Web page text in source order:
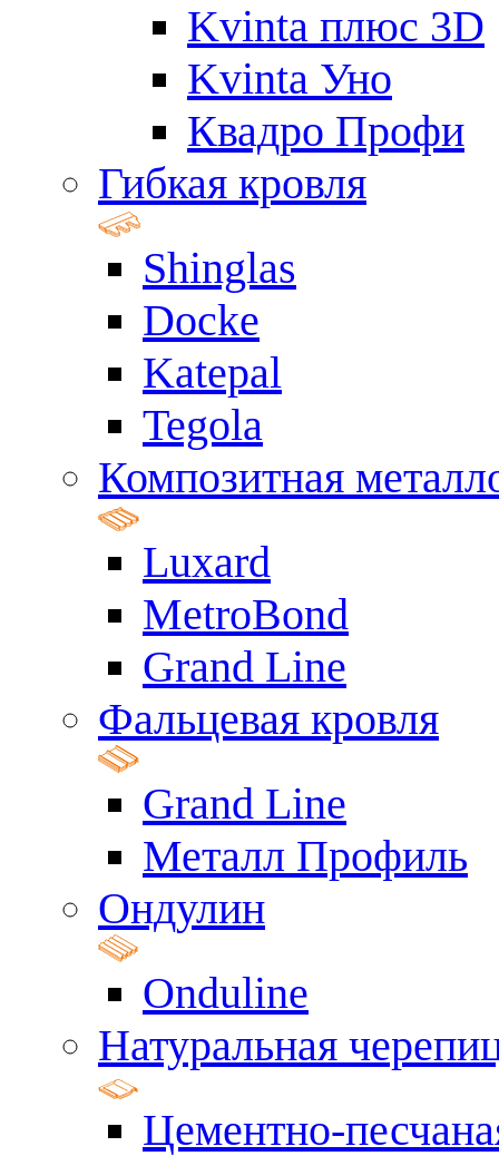
Kvinta плюс 3D
Kvinta Уно
Квадро Профи
Гибкая кровля
Shinglas
Docke
Katepal
Tegola
Композитная
Luxard
MetroBond
Grand Line
Фальцевая кровля
Grand Line
Металл Профиль
Ондулин
Onduline
Натуральная
Цементно-